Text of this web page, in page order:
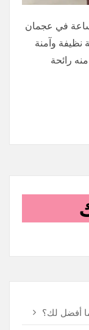
في عجمان
نظيفة وآمنة
رائحة